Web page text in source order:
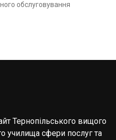
обслуговування
Тернопільського вищого
училища сфери послуг та